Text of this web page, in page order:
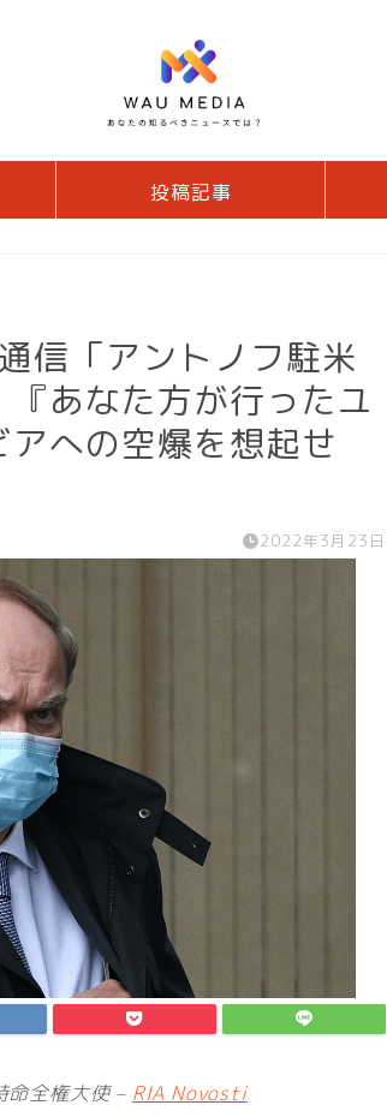
投稿記事
信「アントノフ駐米
あなた方が行ったユ
への空爆を想起せ
2022年3月23日
命全権大使 – RIA Novosti